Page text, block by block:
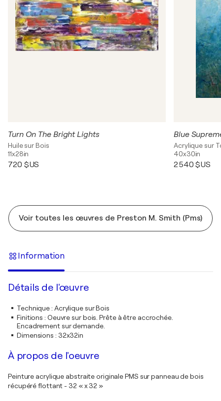
Turn On The Bright Lights
Huile sur Bois
11x28in
720 $US
Blue
Acrylique sur
40x30in
2 540 $US
Voir toutes les œuvres de Preston M. Smith (Pms)
Information
Détails de l'œuvre
Technique: Acrylique sur Bois
Finitions : Oeuvre sur bois. Prête à être accrochée.
Encadrement sur demande.
Dimensions : 32x32in
À propos de l'oeuvre
Peinture acrylique abstraite originale PMS sur panneau de bois
récupéré flottant - 32 « x 32 »